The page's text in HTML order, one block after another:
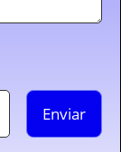
Enviar